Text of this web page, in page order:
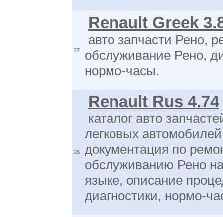
27
Renault Greek
авто запчасти Рено,
обслуживание Рено,
нормо-часы.
28
Renault Rus 4.74
каталог авто
легковых
документация по
обслуживанию Рено
языке, описание
диагностики, нормо-